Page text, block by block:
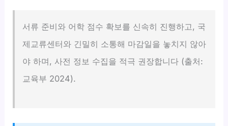
서류 준비와 어학 점수 확보를 신속히 진행하고, 국
제교류센터와 긴밀히 소통해 마감일을 놓치지 않아
야 하며, 사전 정보 수집을 적극 권장합니다 (출처:
교육부 2024).